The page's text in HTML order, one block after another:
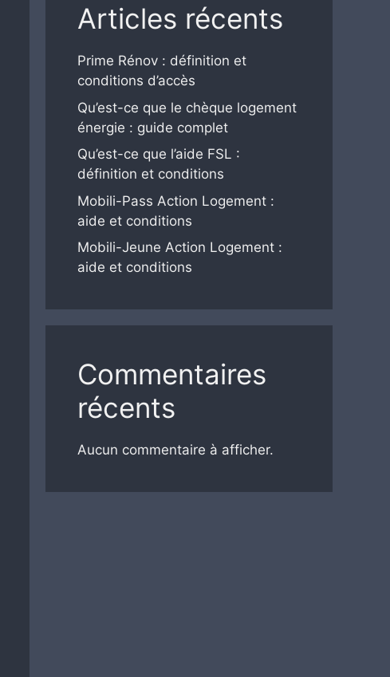
Articles récents
Prime Rénov : définition et
conditions d’accès
Qu’est-ce que le chèque logement
énergie : guide complet
Qu’est-ce que l’aide FSL :
définition et conditions
Mobili-Pass Action Logement :
aide et conditions
Mobili-Jeune Action Logement :
aide et conditions
Commentaires
récents
Aucun commentaire à afficher.